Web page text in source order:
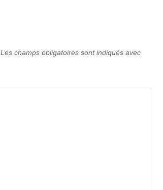
Les champs obligatoires sont indiqués avec